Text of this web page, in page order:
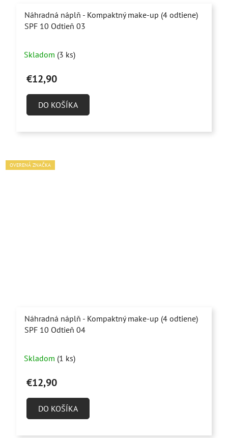
Náhradná náplň - Kompaktný make-up (4 odtiene)
SPF 10 Odtieň 03
hodnotenie
produktu
z
Skladom (3 ks)
€12,90
DO KOŠÍKA
OVERENÁ ZNAČKA
Náhradná náplň - Kompaktný make-up (4 odtiene)
SPF 10 Odtieň 04
hodnotenie
produktu
z
Skladom (1 ks)
€12,90
DO KOŠÍKA